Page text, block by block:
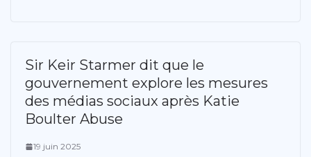
Sir Keir Starmer dit que le
gouvernement explore les mesures
des médias sociaux après Katie
Boulter Abuse
19 juin 2025